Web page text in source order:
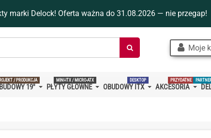
marki Delock! Oferta ważna do 31.08.2026 — nie przegap!
Szukaj
w
Moje
19''
/ PRODUKCJA
PŁYTY GŁÓWNE
MINI-ITX / MICRO-ATX
OBUDOWY ITX
DESKTOP
AKCESORIA
PRZYDATNE